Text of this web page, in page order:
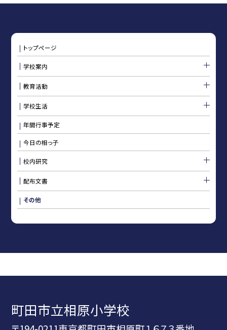
トップページ
学校案内
教育活動
学校生活
年間行事予定
今日の相っ子
校内研究
配布文書
その他
町田市立相原小学校